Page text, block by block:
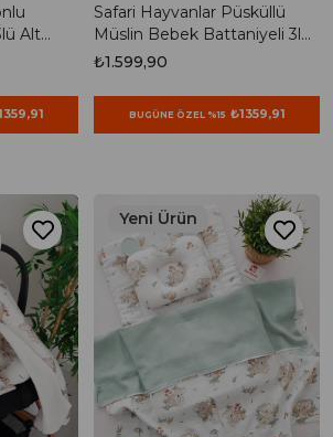
Alt
Safari Hayvanlar Püsküllü
Müslin Bebek Battaniyeli 3lü
Alt Açma Seti
₺1.599,90
BUGÜNE ÖZEL %15 ₺1359,91
Yeni Ürün